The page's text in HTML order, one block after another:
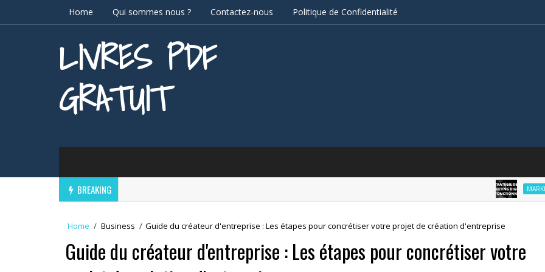
Home Qui sommes nous ? Contactez-nous Politique de Confidentialité
LIVRES PDF
GRATUIT
BREAKING MARKETING
Home / Business / Guide du créateur d'entreprise : Les étapes pour concrétiser votre projet de création d'entreprise
Guide du créateur d'entreprise : Les étapes pour concrétiser votre